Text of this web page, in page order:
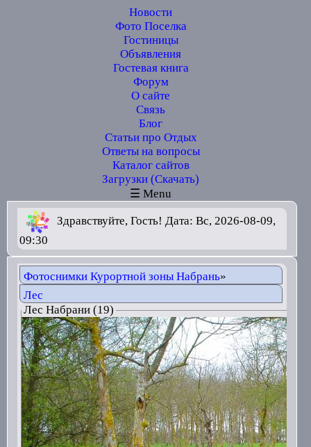
Новости
Фото Поселка
Гостиницы
Объявления
Гостевая книга
Форум
О сайте
Связь
Блог
Статьи про Отдых
Ответы на вопросы
Каталог сайтов
Загрузки (Скачать)
☰ Menu
Здравствуйте, Гость! Дата: Вс, 2026-08-09,
09:30
Фотоснимки Курортной зоны Набрань»
Лес
Лес Набрани (19)